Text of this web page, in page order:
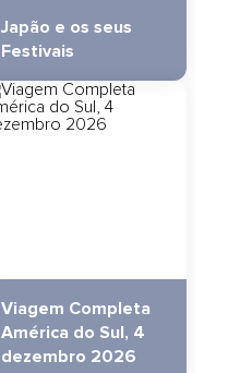
Japão e os seus
Festivais
Viagem Completa
América do Sul, 4
dezembro 2026